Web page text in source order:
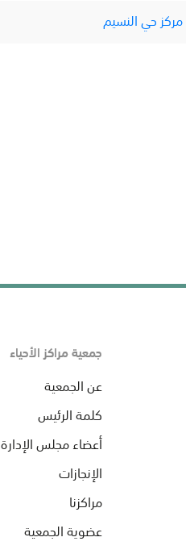
مركز حي النسيم
جمعية مراكز الأحياء
عن الجمعية
كلمة الرئيس
أعضاء مجلس الإدارة
الإنجازات
مراكزنا
عضوية الجمعية